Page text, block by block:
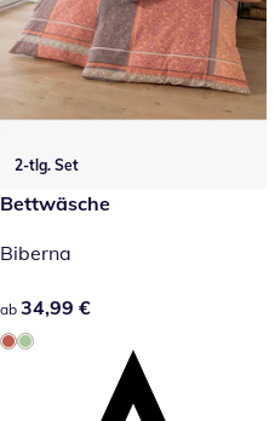
2-tlg. Set
34,99 €
Bettwäsche
Biberna
34,99 €
ab 34,99 €